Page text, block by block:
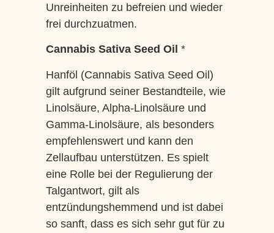
Unreinheiten zu befreien und wieder
frei durchzuatmen.
Cannabis Sativa Seed Oil *
Hanföl (Cannabis Sativa Seed Oil)
gilt aufgrund seiner Bestandteile, wie
Linolsäure, Alpha-Linolsäure und
Gamma-Linolsäure, als besonders
empfehlenswert und kann den
Zellaufbau unterstützen. Es spielt
eine Rolle bei der Regulierung der
Talgantwort, gilt als
entzündungshemmend und ist dabei
so sanft, dass es sich sehr gut für zu